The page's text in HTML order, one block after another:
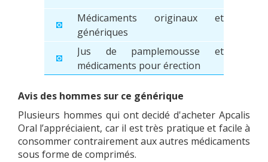
Médicaments originaux et
génériques
Jus de pamplemousse et
médicaments pour érection
Avis des hommes sur ce générique
Plusieurs hommes qui ont decidé d'acheter Apcalis
Oral l’appréciaient, car il est très pratique et facile à
consommer contrairement aux autres médicaments
sous forme de comprimés.